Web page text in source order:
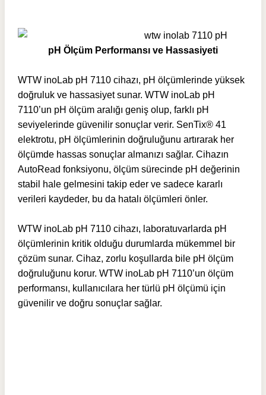
pH Ölçüm Performansı ve Hassasiyeti
WTW inoLab pH 7110 cihazı, pH ölçümlerinde yüksek
doğruluk ve hassasiyet sunar. WTW inoLab pH
7110’un pH ölçüm aralığı geniş olup, farklı pH
seviyelerinde güvenilir sonuçlar verir. SenTix® 41
elektrotu, pH ölçümlerinin doğruluğunu artırarak her
ölçümde hassas sonuçlar almanızı sağlar. Cihazın
AutoRead fonksiyonu, ölçüm sürecinde pH değerinin
stabil hale gelmesini takip eder ve sadece kararlı
verileri kaydeder, bu da hatalı ölçümleri önler.
WTW inoLab pH 7110 cihazı, laboratuvarlarda pH
ölçümlerinin kritik olduğu durumlarda mükemmel bir
çözüm sunar. Cihaz, zorlu koşullarda bile pH ölçüm
doğruluğunu korur. WTW inoLab pH 7110’un ölçüm
performansı, kullanıcılara her türlü pH ölçümü için
güvenilir ve doğru sonuçlar sağlar.